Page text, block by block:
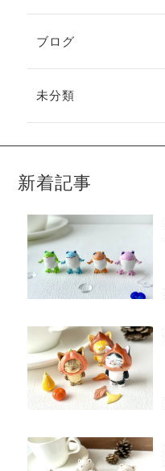
ブログ
未分類
新着記事